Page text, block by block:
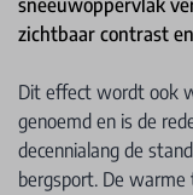
sneeuwoppervlak
zichtbaar contrast
Dit effect wordt ook
genoemd en is de
decennialang de
bergsport. De